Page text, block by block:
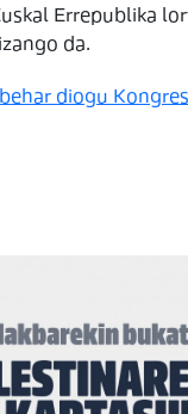
Errepublika
da.
diogu